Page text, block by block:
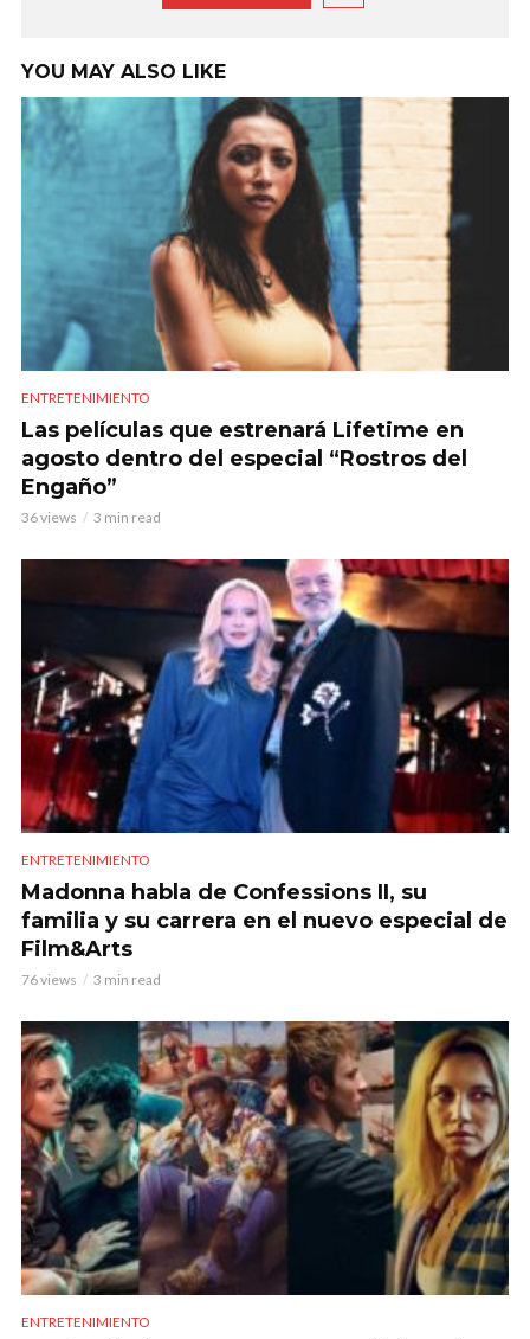
YOU MAY ALSO LIKE
ENTRETENIMIENTO
Las películas que estrenará Lifetime en
agosto dentro del especial “Rostros del
Engaño”
36 views 3 min read
ENTRETENIMIENTO
Madonna habla de Confessions II, su
familia y su carrera en el nuevo especial de
Film&Arts
76 views 3 min read
ENTRETENIMIENTO